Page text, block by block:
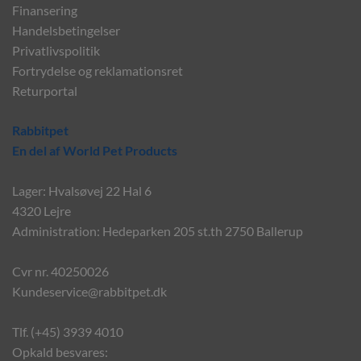
Finansering
Handelsbetingelser
Privatlivspolitik
Fortrydelse og reklamationsret
Returportal
Rabbitpet
En del af World Pet Products
Lager: Hvalsøvej 22 Hal 6
4320 Lejre
Administration: Hedeparken 205 st.th 2750 Ballerup
Cvr nr. 40250026
Kundeservice@rabbitpet.dk
Tlf. (+45) 3939 4010
Opkald besvares: